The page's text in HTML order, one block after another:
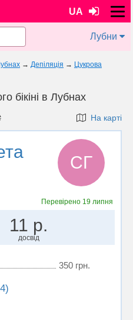
UA
Лубни
→ Депіляція → Цукрова
бікіні в Лубнах
На карті
СГ
Перевірено 19 липня
11 р.
досвід
350 грн.